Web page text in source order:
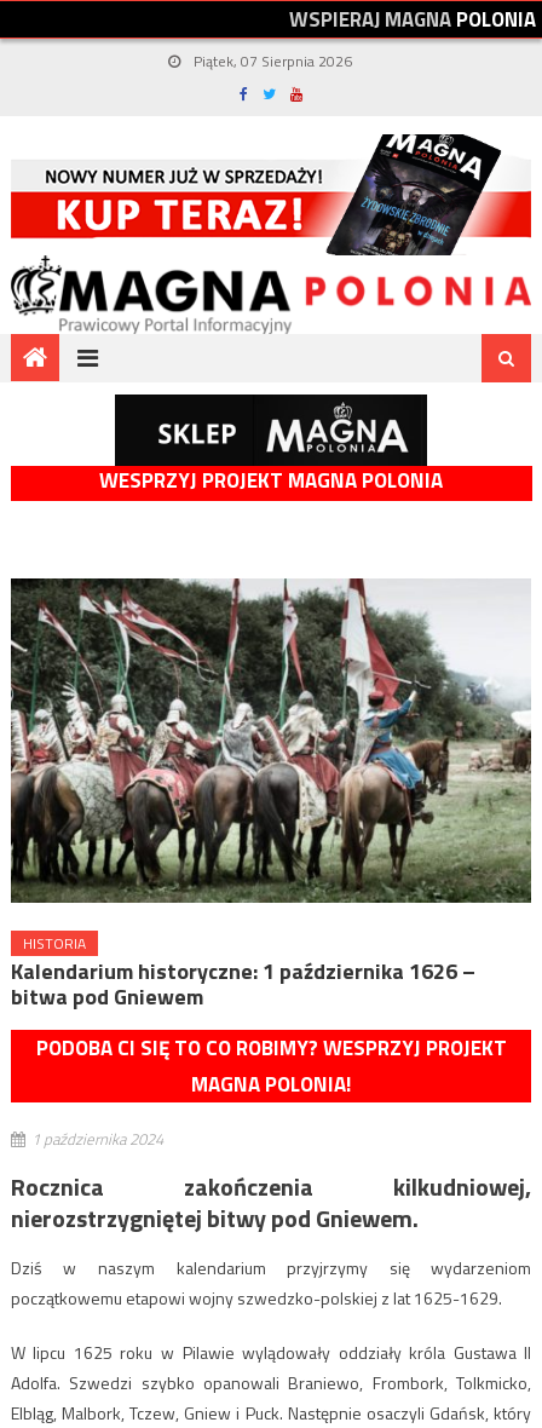
WSPIERAJMAGNAPOLONIA
Piątek, 07 Sierpnia 2026
WESPRZYJ PROJEKT MAGNA POLONIA
HISTORIA
Kalendarium historyczne: 1 października 1626 –
bitwa pod Gniewem
PODOBA CI SIĘ TO CO ROBIMY? WESPRZYJ PROJEKT
MAGNA POLONIA!
1 października 2024
Rocznica zakończenia kilkudniowej,
nierozstrzygniętej bitwy pod Gniewem.
Dziś w naszym kalendarium przyjrzymy się wydarzeniom
początkowemu etapowi wojny szwedzko-polskiej z lat 1625-1629.
W lipcu 1625 roku w Pilawie wylądowały oddziały króla Gustawa II
Adolfa. Szwedzi szybko opanowali Braniewo, Frombork, Tolkmicko,
Elbląg, Malbork, Tczew, Gniew i Puck. Następnie osaczyli Gdańsk, który